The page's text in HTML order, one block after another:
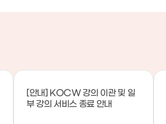
[안내] KOCW 강의 이관 및 일
부 강의 서비스 종료 안내